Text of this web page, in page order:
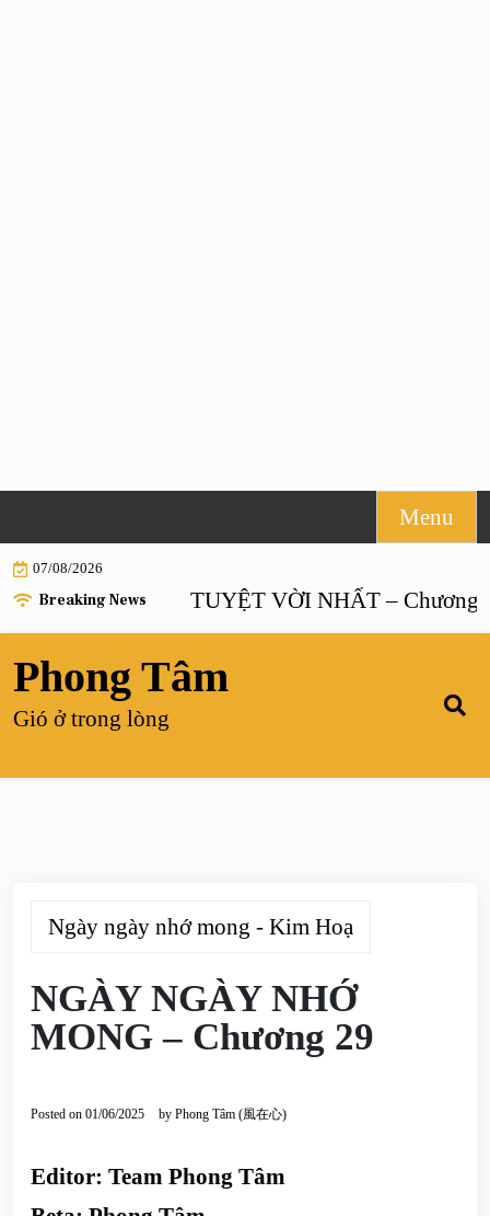
to
content
Menu
07/08/2026
Breaking News
HÔN NHÂN TUYỆT VỜI NHẤT – Chương 55 |
Phong Tâm
Gió ở trong lòng
Ngày ngày nhớ mong - Kim Hoạ
NGÀY NGÀY NHỚ
MONG – Chương 29
Posted on 01/06/2025 by Phong Tâm (風在心)
Editor: Team Phong Tâm